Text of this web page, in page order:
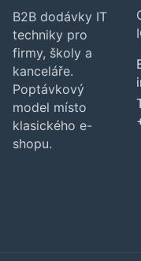
B2B dodávky IT
techniky pro
firmy, školy a
kanceláře.
Poptávkový
model místo
klasického e-
shopu.